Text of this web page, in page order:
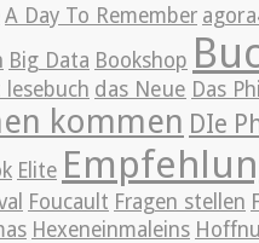
A Day To Remember
Big Data Bookshop
das Neue Das
kommen DIe
Elite
Foucault Fragen stellen
Hexeneinmaleins